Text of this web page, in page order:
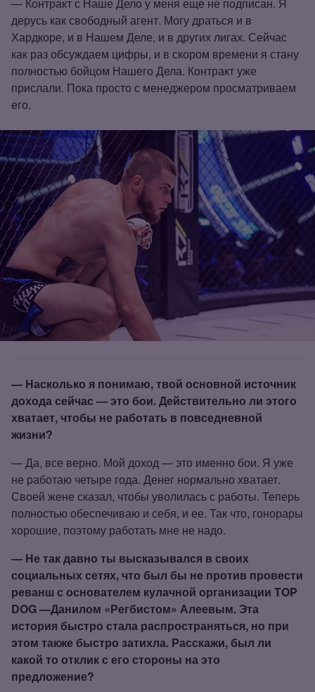
— Контракт с Наше Дело у меня еще не подписан. Я
дерусь как свободный агент. Могу драться и в
Хардкоре, и в Нашем Деле, и в других лигах. Сейчас
как раз обсуждаем цифры, и в скором времени я стану
полностью бойцом Нашего Дела. Контракт уже
прислали. Пока просто с менеджером просматриваем
его.
— Насколько я понимаю, твой основной источник
дохода сейчас — это бои. Действительно ли этого
хватает, чтобы не работать в повседневной
жизни?
— Да, все верно. Мой доход — это именно бои. Я уже
не работаю четыре года. Денег нормально хватает.
Своей жене сказал, чтобы уволилась с работы. Теперь
полностью обеспечиваю и себя, и ее. Так что, гонорары
хорошие, поэтому работать мне не надо.
— Не так давно ты высказывался в своих
социальных сетях, что был бы не против провести
реванш с основателем кулачной организации TOP
DOG —Данилом «Регбистом» Алеевым. Эта
история быстро стала распространяться, но при
этом также быстро затихла. Расскажи, был ли
какой то отклик с его стороны на это
предложение?